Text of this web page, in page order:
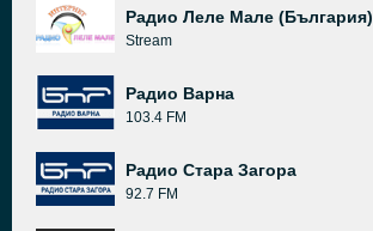
Радио Леле Мале (България)
Stream
Радио Варна
103.4 FM
Радио Стара Загора
92.7 FM